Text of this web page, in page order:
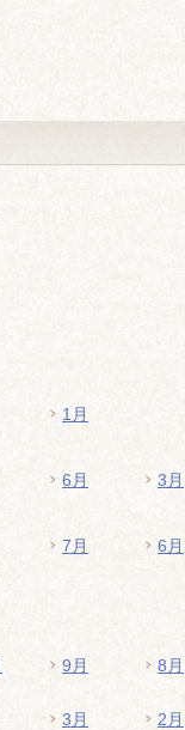
1月
6月 3月
7月 6月
9月 8月
3月 2月